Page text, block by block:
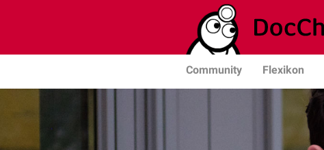
Community Flexikon